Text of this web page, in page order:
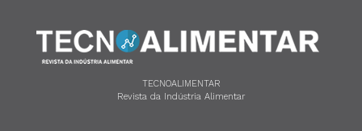
TECNOALIMENTAR
Revista da Indústria Alimentar